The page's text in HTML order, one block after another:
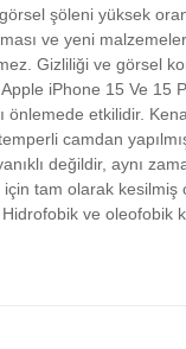
şöleni yüksek
ve yeni
Gizliliği ve görsel
iPhone 15 Ve 15
önlemede etkilidir.
camdan
değildir, aynı
tam olarak kesilmiş
ve